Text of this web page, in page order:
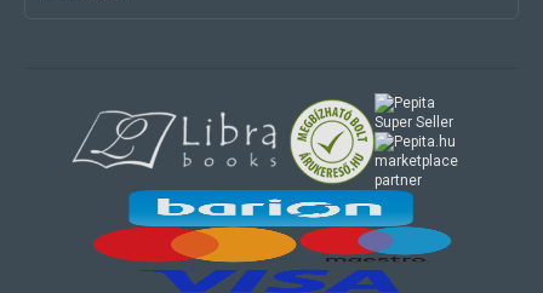
marketplace
partner